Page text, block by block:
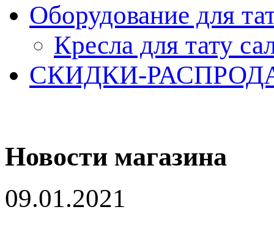
Оборудование для
Кресла для тату
СКИДКИ-
Новости магазина
09.01.2021